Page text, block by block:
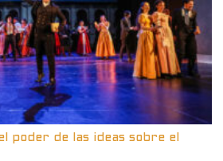
poder de las ideas sobre el